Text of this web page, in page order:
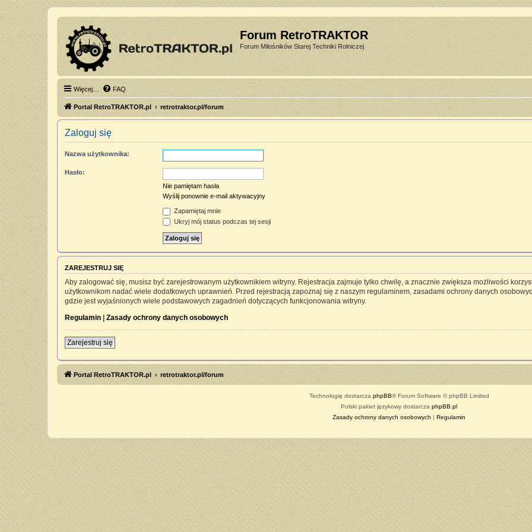
Forum RetroTRAKTOR
Forum Miłośników Starej Techniki Rolniczej
Więcej… FAQ
Portal RetroTRAKTOR.pl retrotraktor.pl/forum
Zaloguj się
Nazwa użytkownika:
Hasło:
Nie pamiętam hasła
Wyślij ponownie e-mail aktywacyjny
Zapamiętaj mnie
Ukryj mój status podczas tej sesji
ZAREJESTRUJ SIĘ
Aby zalogować się, musisz być zarejestrowanym użytkownikiem witryny. Rejestracja zajmuje tylko chwilę, a znacznie zwiększa możliwości
użytkownikom nadać wiele dodatkowych uprawnień. Przed rejestracją zapoznaj się z naszym regulaminem, zasadami ochrony danych
gdzie jest wyjaśnionych wiele podstawowych zagadnień dotyczących funkcjonowania witryny.
Regulamin | Zasady ochrony danych osobowych
Zarejestruj się
Portal RetroTRAKTOR.pl retrotraktor.pl/forum
Technologię dostarcza phpBB® Forum Software © phpBB Limited
Polski pakiet językowy dostarcza phpBB.pl
Zasady ochrony danych osobowych | Regulamin